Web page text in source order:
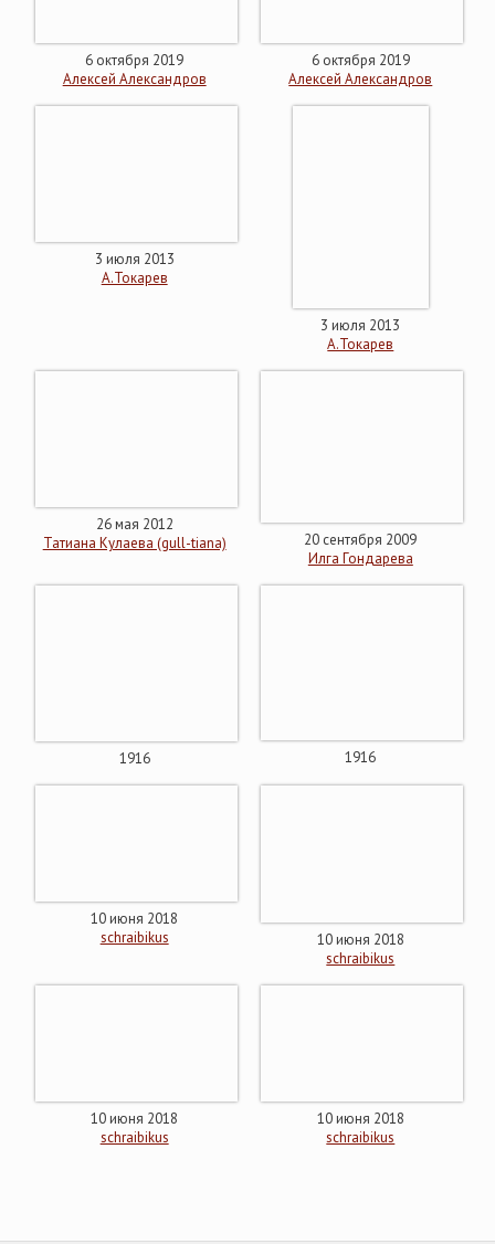
6 октября 2019
Алексей Александров
6 октября 2019
Алексей Александров
3 июля 2013
А.Токарев
3 июля 2013
А.Токарев
26 мая 2012
Татиана Кулаева (gull-tiana)
20 сентября 2009
Илга Гондарева
1916 1916
10 июня 2018
schraibikus
10 июня 2018
schraibikus
10 июня 2018
schraibikus
10 июня 2018
schraibikus